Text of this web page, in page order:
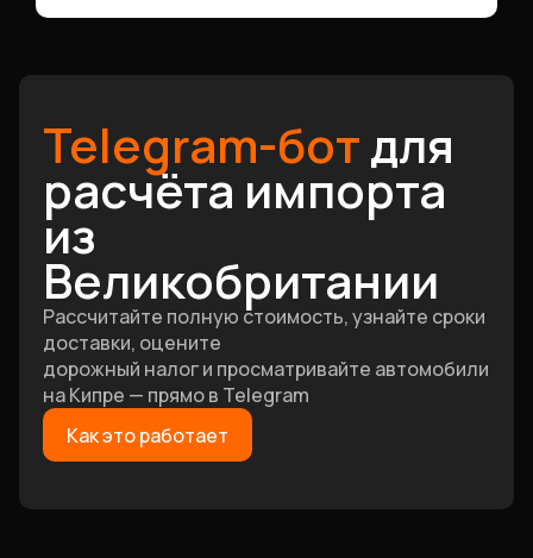
Telegram-ботдля
расчёта импорта
из
Великобритании
Рассчитайте полную стоимость, узнайте сроки
доставки, оцените
дорожный налог и просматривайте автомобили
на Кипре — прямо в Telegram
Как это работает